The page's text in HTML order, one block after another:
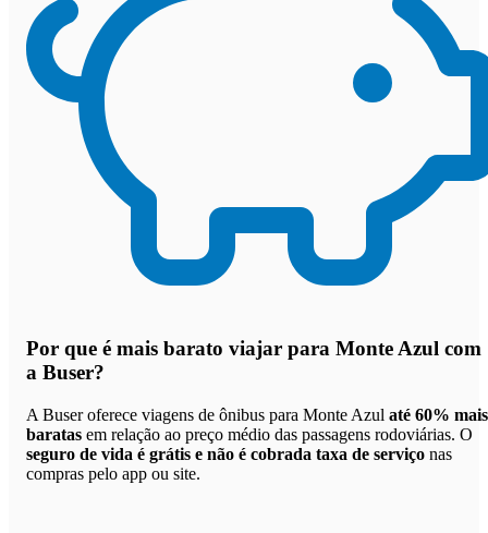
Por que é mais barato viajar para Monte Azul com
a Buser?
A Buser oferece viagens de ônibus para Monte Azul até 60% mais
baratas em relação ao preço médio das passagens rodoviárias. O
seguro de vida é grátis e não é cobrada taxa de serviço nas
compras pelo app ou site.